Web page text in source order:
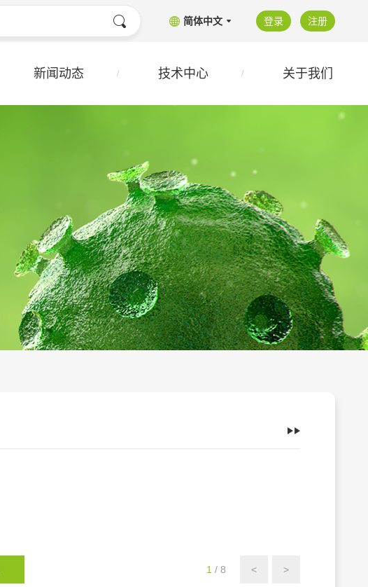
简体中文 登录 注册
新闻动态 技术中心 关于我们
1 / 8 < >